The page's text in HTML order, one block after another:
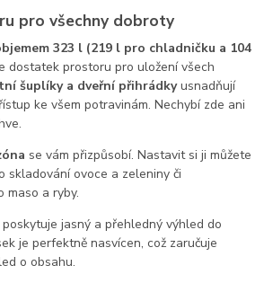
pro všechny dobroty
323 l (219 l pro chladničku a 104
dostatek prostoru pro uložení všech
šuplíky a dveřní přihrádkyusnadňují
ke všem potravinám. Nechybí zde ani
se vám přizpůsobí. Nastavit si ji můžete
skladování ovoce a zeleniny či
maso a ryby.
poskytuje jasný a přehledný výhled do
je perfektně nasvícen, což zaručuje
o obsahu.